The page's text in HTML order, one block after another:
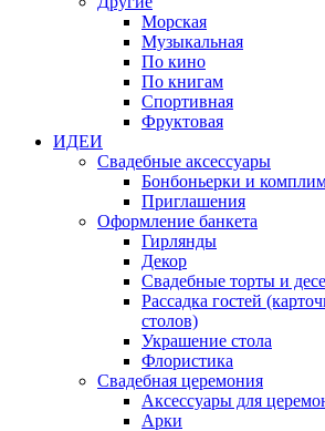
Морская
Музыкальная
По кино
По книгам
Спортивная
Фруктовая
ИДЕИ
Свадебные аксессуары
Бонбоньерки и
Приглашения
Оформление банкета
Гирлянды
Декор
Свадебные торты и
Рассадка гостей
столов)
Украшение стола
Флористика
Свадебная церемония
Аксессуары для
Арки